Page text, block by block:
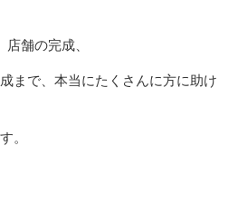
舗の完成、
まで、本当にたくさんに方に助け
。